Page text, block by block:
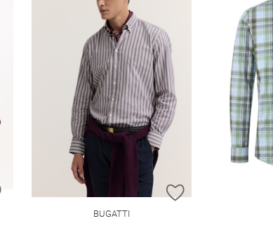
ZUR WUNSCHLISTE HINZUFÜGEN ZUR
BUGATTI